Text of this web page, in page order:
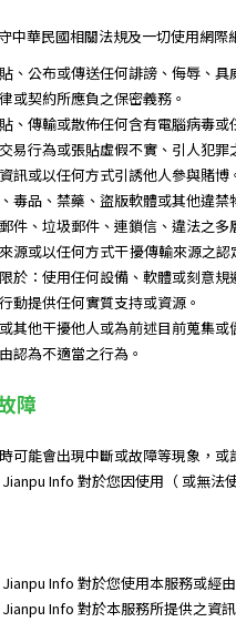
中華民國相關法規及一切使用網
、公布或傳送任何誹謗、侮辱、
或契約所應負之保密義務。
、傳輸或散佈任何含有電腦病毒
易行為或張貼虛假不實、引人犯罪
訊或以任何方式引誘他人參與賭博
毒品、禁藥、盜版軟體或其他違禁
件、垃圾郵件、連鎖信、違法之多
源或以任何方式干擾傳輸來源之
於：使用任何設備、軟體或刻意
動提供任何實質支持或資源。
其他干擾他人或為前述目前蒐集或
認為不適當之行為。
障
可能會出現中斷或故障等現象，
Info 對於您因使用（ 或無法
Info 對於您使用本服務或經
Info 對於本服務所提供之資